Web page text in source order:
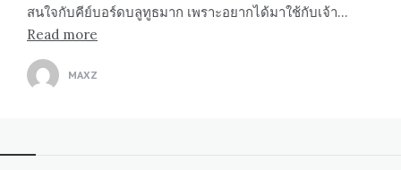
สนใจกับคีย์บอร์ดบลูทูธมาก เพราะอยากได้มาใช้กับเจ้า…
Read more
MAXZ